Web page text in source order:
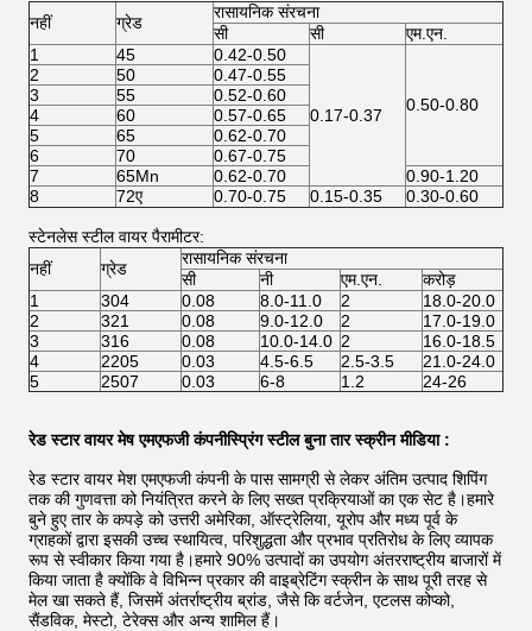
नहीं ग्रेड
रासायनिक संरचना
सी
सी
एम.एन.
1
45 0.42-0.50
0.17-0.37
0.50-0.80
2 50
0.47-0.55
3
55
0.52-0.60
4
60
0.57-0.65
5
65
0.62-0.70
6
70
0.67-0.75
7
65Mn 0.62-0.70
0.90-1.20
8
72ए 0.70-0.75 0.15-0.35 0.30-0.60
स्टेनलेस स्टील वायर पैरामीटर:
नहीं
ग्रेड
रासायनिक संरचना
सी
नी एम.एन.
करोड़
1
304 0.08 8.0-11.0 2
18.0-20.0
2
321 0.08 9.0-12.0 2
17.0-19.0
3
316 0.08 10.0-14.0 2
16.0-18.5
4
2205 0.03 4.5-6.5 2.5-3.5
21.0-24.0
5
2507 0.03 6-8 1.2 24-26
रेड स्टार वायर मेष एमएफजी कंपनीस्प्रिंग स्टील बुना तार स्क्रीन मीडिया :
रेड स्टार वायर मेश एमएफजी कंपनी के पास सामग्री से लेकर अंतिम उत्पाद शिपिंग
तक की गुणवत्ता को नियंत्रित करने के लिए सख्त प्रक्रियाओं का एक सेट है।हमारे
बुने हुए तार के कपड़े को उत्तरी अमेरिका, ऑस्ट्रेलिया, यूरोप और मध्य पूर्व के
ग्राहकों द्वारा इसकी उच्च स्थायित्व, परिशुद्धता और प्रभाव प्रतिरोध के लिए व्यापक
रूप से स्वीकार किया गया है।हमारे 90% उत्पादों का उपयोग अंतरराष्ट्रीय बाजारों में
किया जाता है क्योंकि वे विभिन्न प्रकार की वाइब्रेटिंग स्क्रीन के साथ पूरी तरह से
मेल खा सकते हैं, जिसमें अंतर्राष्ट्रीय ब्रांड, जैसे कि वर्टजेन, एटलस कोप्को,
सैंडविक, मेस्टो, टेरेक्स और अन्य शामिल हैं।